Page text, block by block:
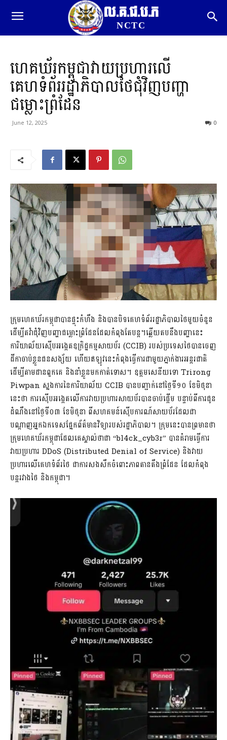
ល.គ.ជ.ប.ភ
NCTC
ហេគឃ័រកម្ពុជាវាយប្រហារលើ
គេហទំព័ររដ្ឋាភិបាលថៃជុំវិញបញ្ហា
ជម្លោះព្រំដែន
June 12, 2025 0
ក្រុមហេគឃ័រកម្ពុជាបានផ្ទុះកំហឹង និងបានបិទគេហទំព័ររដ្ឋាភិបាលថៃមួយចំនួន
ដើម្បីតវ៉ាជុំវិញបញ្ហាជម្លោះព្រំដែនដែលកំពុងតែបន្ត។ឆ្លើយតបនឹងបញ្ហានេះ
ការិយាល័យស៊ើបអង្កេតឧក្រិដ្ឋកម្មសាយប័រ (CCIB) របស់ប្រទេសថៃបានចេញ
ដីកាចាប់ខ្លួនជនសង្ស័យ ហើយឥឡូវនេះកំពុងធ្វើការជាមួយភ្នាក់ងារអន្តរជាតិ
ដើម្បីតាមដានពួកគេ និងនាំខ្លួនមកកាត់ទោស។ ឧត្តមសេនីយទោ Trirong
Piwpan ស្នងការនៃការិយាល័យ CCIB បានបញ្ជាក់នៅថ្ងៃទី១០ ខែមិថុនា
នេះថា ការស៊ើបអង្កេតលើការវាយប្រហារសាយប័របានចាប់ផ្តើម បន្ទាប់ពីការជូន
ដំណឹងនៅថ្ងៃទី០៣ ខែមិថុនា ពីសហគមន៍ស៊ើបការណ៍សាយប័រដែលជា
បណ្តាញអ្នកឯកទេសផ្នែកព័ត៌មានវិទ្យារបស់រដ្ឋាភិបាល។ ក្រុមនេះបានព្រមានថា
ក្រុមហេគឃ័រកម្ពុជាដែលគេស្គាល់ថាជា “bl4ck_cyb3r” បានគំរាមធ្វើការ
វាយប្រហារ DDoS (Distributed Denial of Service) និងវាយ
ប្រហារលើគេហទំព័រថៃ ជាការសងសឹកចំពោះភាពតានតឹងព្រំដែន ដែលកំពុង
បន្តរវាងថៃ និងកម្ពុជា។